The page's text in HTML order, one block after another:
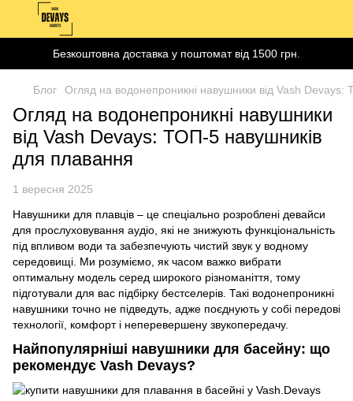
Безкоштовна доставка у поштомат від 1500 грн.
Блог Огляд на водонепроникні навушники від Vash
Огляд на водонепроникні навушники
від Vash Devays: ТОП-5 навушників
для плавання
1 вересня 2025
Навушники для плавців – це спеціально розроблені девайси
для прослуховування аудіо, які не знижують функціональність
під впливом води та забезпечують чистий звук у водному
середовищі. Ми розуміємо, як часом важко вибрати
оптимальну модель серед широкого різноманіття, тому
підготували для вас підбірку бестселерів. Такі водонепроникні
навушники точно не підведуть, адже поєднують у собі передові
технології, комфорт і неперевершену звукопередачу.
Найпопулярніші навушники для басейну: що
рекомендує Vash Devays?